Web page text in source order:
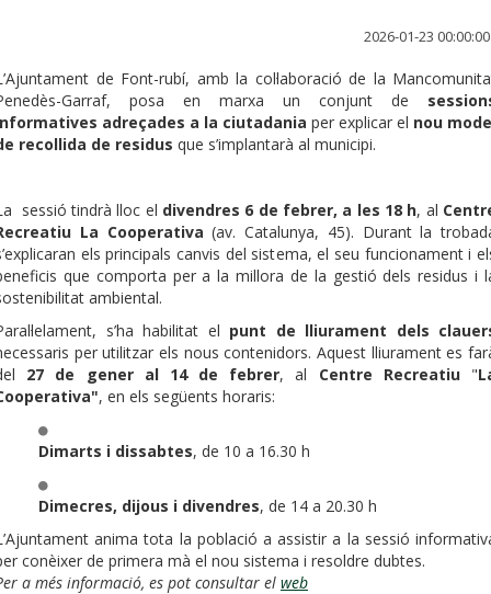
2026-01-23 00:00:00
de Font-rubí, amb la col·laboració de la
Garraf, posa en marxa un conjunt de
adreçades a la ciutadania per explicar el nou
recollida de residus que s’implantarà al municipi.
sessió tindrà lloc el divendres 6 de febrer, a les 18 h, al
La Cooperativa (av. Catalunya, 45). Durant la
els principals canvis del sistema, el seu funcionament i
que comporta per a la millora de la gestió dels residus i
ambiental.
s’ha habilitat el punt de lliurament dels
per utilitzar els nous contenidors. Aquest lliurament es
27 de gener al 14 de febrer, al Centre Recreatiu "
, en els següents horaris:
Dimarts i dissabtes, de 10 a 16.30 h
Dimecres, dijous i divendres, de 14 a 20.30 h
anima tota la població a assistir a la sessió
conèixer de primera mà el nou sistema i resoldre dubtes.
a més informació, es pot consultar el web